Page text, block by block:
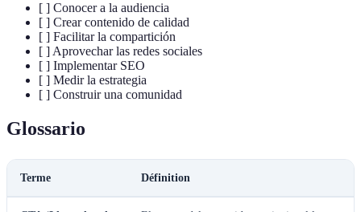
[ ] Conocer a la audiencia
[ ] Crear contenido de calidad
[ ] Facilitar la compartición
[ ] Aprovechar las redes sociales
[ ] Implementar SEO
[ ] Medir la estrategia
[ ] Construir una comunidad
Glossario
Terme Définition